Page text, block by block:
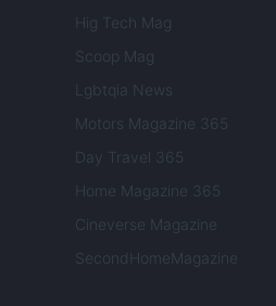
Hig Tech Mag
Scoop Mag
Lgbtqia News
Motors Magazine 365
Day Travel 365
Home Magazine 365
Cineverse Magazine
SecondHomeMagazine